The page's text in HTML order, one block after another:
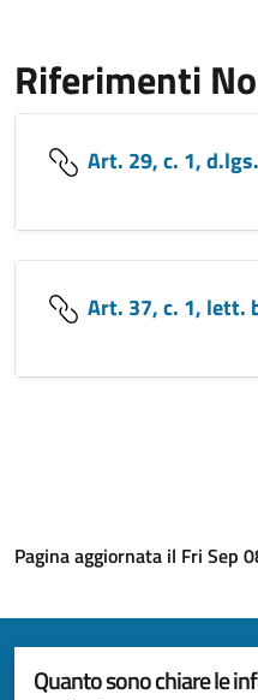
Riferimenti
Art. 29, c. 1,
Art. 37, c. 1, lett.
Pagina aggiornata il Fri Sep
Quanto sono chiare le